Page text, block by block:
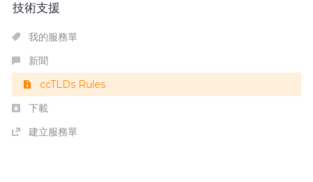
技術支援
我的服務單
新聞
ccTLDs Rules
下載
建立服務單